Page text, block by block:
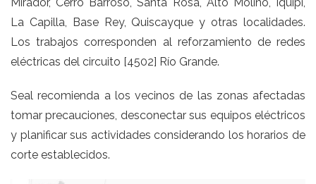
La Capilla, Base Rey, Quiscayque y otras localidades.
Los trabajos corresponden al reforzamiento de redes
eléctricas del circuito [4502] Río Grande.
Seal recomienda a los vecinos de las zonas afectadas
tomar precauciones, desconectar sus equipos eléctricos
y planificar sus actividades considerando los horarios de
corte establecidos.